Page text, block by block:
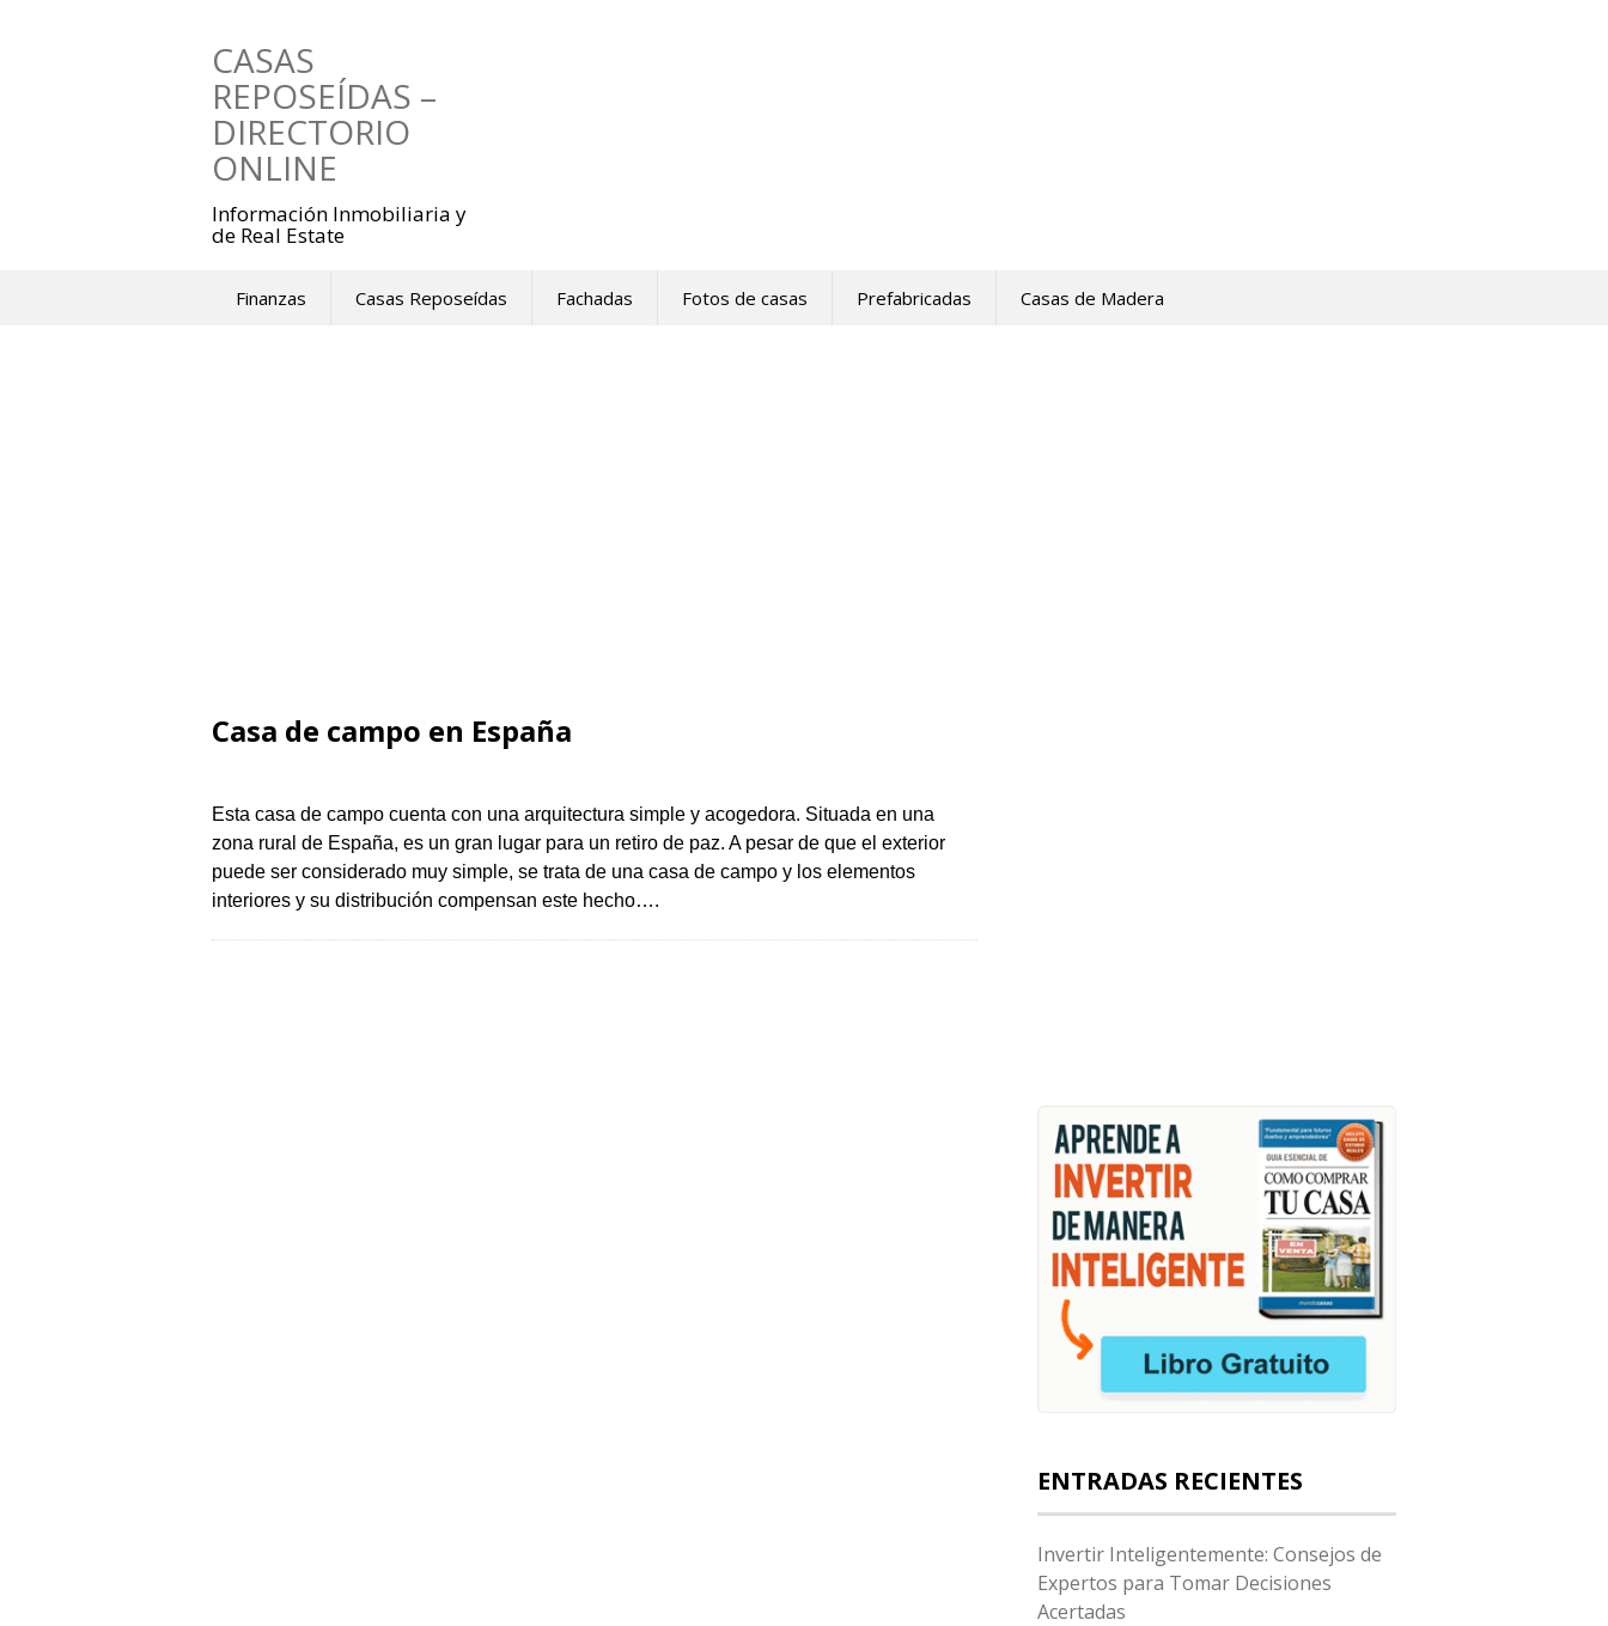
CASAS
REPOSEÍDAS –
DIRECTORIO
ONLINE
Información Inmobiliaria y
de Real Estate
Finanzas Casas Reposeídas Fachadas Fotos de casas Prefabricadas Casas de Madera
Casa de campo en España
Esta casa de campo cuenta con una arquitectura simple y acogedora. Situada en una
zona rural de España, es un gran lugar para un retiro de paz. A pesar de que el exterior
puede ser considerado muy simple, se trata de una casa de campo y los elementos
interiores y su distribución compensan este hecho….
ENTRADAS RECIENTES
Invertir Inteligentemente: Consejos de
Expertos para Tomar Decisiones
Acertadas